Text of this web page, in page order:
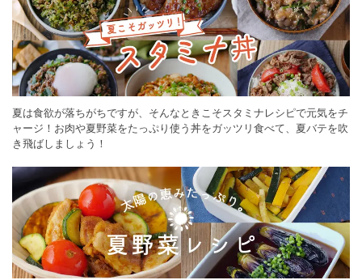
夏は食欲が落ちがちですが、そんなときこそスタミナレシピで元気をチ
ャージ！お肉や夏野菜をたっぷり使う丼をガッツリ食べて、夏バテを吹
き飛ばしましょう！